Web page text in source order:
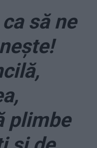
să ne
plimbe